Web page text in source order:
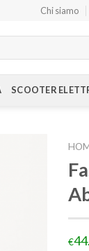
Chi siamo
SCOOTER
€